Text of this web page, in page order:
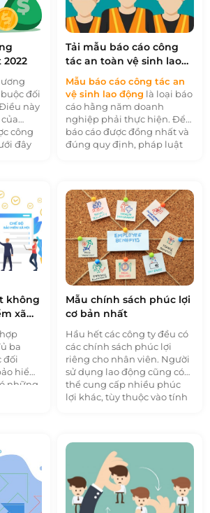
đối
này
công
đây
Tải mẫu báo cáo công
tác an toàn vệ sinh lao
động
Mẫu báo cáo công tác an
vệ sinh lao động là loại báo
cáo hằng năm doanh
nghiệp phải thực hiện. Để
báo cáo được đồng nhất và
đúng quy định, pháp luật
sinh lao động. Cùng
1BOSS tìm hiểu rõ hơn
trong bài viết dưới đây.
không
xã
ba
đối
hiểm
những
sẽ làm
tham
cho
công ty.
1BOSS
Mẫu chính sách phúc lợi
cơ bản nhất
Hầu hết các công ty đều có
các chính sách phúc lợi
riêng cho nhân viên. Người
sử dụng lao động cũng có
thể cung cấp nhiều phúc
lợi khác, tùy thuộc vào tính
nhất đến quý độc giả.